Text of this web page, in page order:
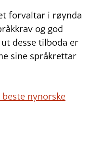
forvaltar i røynda
og god
desse tilboda er
sine språkrettar
nynorske